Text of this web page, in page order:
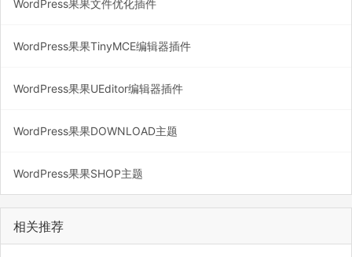
WordPress果果文件优化插件
WordPress果果TinyMCE编辑器插件
WordPress果果UEditor编辑器插件
WordPress果果DOWNLOAD主题
WordPress果果SHOP主题
相关推荐